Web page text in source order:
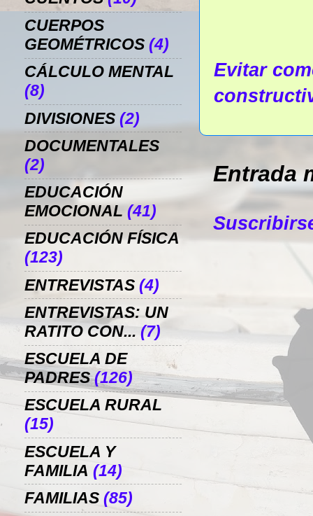
Evitar
Entrada
CUERPOS
GEOMÉTRICOS (4)
CÁLCULO MENTAL
(8)
DIVISIONES (2)
DOCUMENTALES
(2)
EDUCACIÓN
EMOCIONAL (41)
EDUCACIÓN FÍSICA
(123)
ENTREVISTAS (4)
ENTREVISTAS: UN
RATITO CON... (7)
ESCUELA DE
PADRES (126)
ESCUELA RURAL
(15)
ESCUELA Y
FAMILIA (14)
FAMILIAS (85)